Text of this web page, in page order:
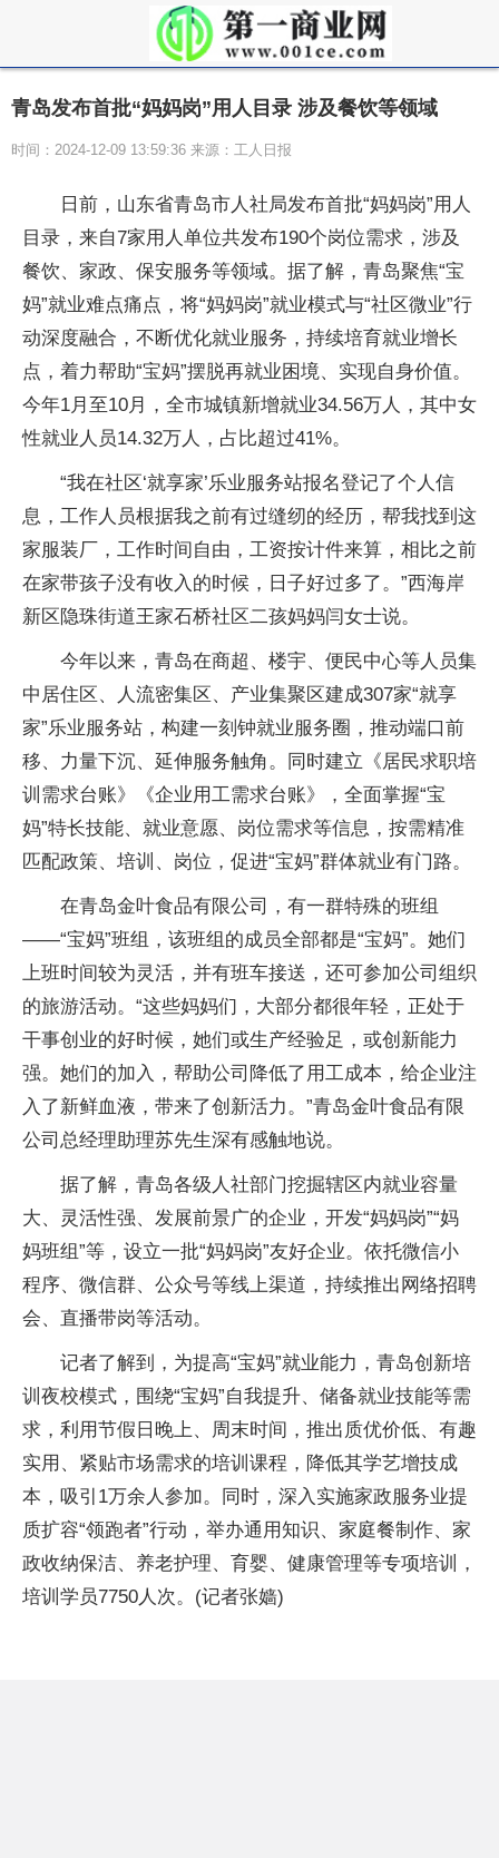
青岛发布首批“妈妈岗”用人目录 涉及餐饮等领域
时间：2024-12-09 13:59:36 来源：工人日报
日前，山东省青岛市人社局发布首批“妈妈岗”用人
目录，来自7家用人单位共发布190个岗位需求，涉及
餐饮、家政、保安服务等领域。据了解，青岛聚焦“宝
妈”就业难点痛点，将“妈妈岗”就业模式与“社区微业”行
动深度融合，不断优化就业服务，持续培育就业增长
点，着力帮助“宝妈”摆脱再就业困境、实现自身价值。
今年1月至10月，全市城镇新增就业34.56万人，其中女
性就业人员14.32万人，占比超过41%。
“我在社区‘就享家’乐业服务站报名登记了个人信
息，工作人员根据我之前有过缝纫的经历，帮我找到这
家服装厂，工作时间自由，工资按计件来算，相比之前
在家带孩子没有收入的时候，日子好过多了。”西海岸
新区隐珠街道王家石桥社区二孩妈妈闫女士说。
今年以来，青岛在商超、楼宇、便民中心等人员集
中居住区、人流密集区、产业集聚区建成307家“就享
家”乐业服务站，构建一刻钟就业服务圈，推动端口前
移、力量下沉、延伸服务触角。同时建立《居民求职培
训需求台账》《企业用工需求台账》，全面掌握“宝
妈”特长技能、就业意愿、岗位需求等信息，按需精准
匹配政策、培训、岗位，促进“宝妈”群体就业有门路。
在青岛金叶食品有限公司，有一群特殊的班组
——“宝妈”班组，该班组的成员全部都是“宝妈”。她们
上班时间较为灵活，并有班车接送，还可参加公司组织
的旅游活动。“这些妈妈们，大部分都很年轻，正处于
干事创业的好时候，她们或生产经验足，或创新能力
强。她们的加入，帮助公司降低了用工成本，给企业注
入了新鲜血液，带来了创新活力。”青岛金叶食品有限
公司总经理助理苏先生深有感触地说。
据了解，青岛各级人社部门挖掘辖区内就业容量
大、灵活性强、发展前景广的企业，开发“妈妈岗”“妈
妈班组”等，设立一批“妈妈岗”友好企业。依托微信小
程序、微信群、公众号等线上渠道，持续推出网络招聘
会、直播带岗等活动。
记者了解到，为提高“宝妈”就业能力，青岛创新培
训夜校模式，围绕“宝妈”自我提升、储备就业技能等需
求，利用节假日晚上、周末时间，推出质优价低、有趣
实用、紧贴市场需求的培训课程，降低其学艺增技成
本，吸引1万余人参加。同时，深入实施家政服务业提
质扩容“领跑者”行动，举办通用知识、家庭餐制作、家
政收纳保洁、养老护理、育婴、健康管理等专项培训，
培训学员7750人次。(记者张嫱)